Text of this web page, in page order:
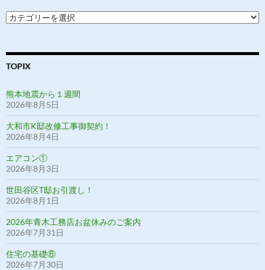
カ
テ
ー
TOPIX
熊本地震から１週間
2026年8月5日
大和市K邸改修工事御契約！
2026年8月4日
エアコン①
2026年8月3日
世田谷区T邸お引渡し！
2026年8月1日
2026年青木工務店お盆休みのご案内
2026年7月31日
住宅の基礎⑥
2026年7月30日